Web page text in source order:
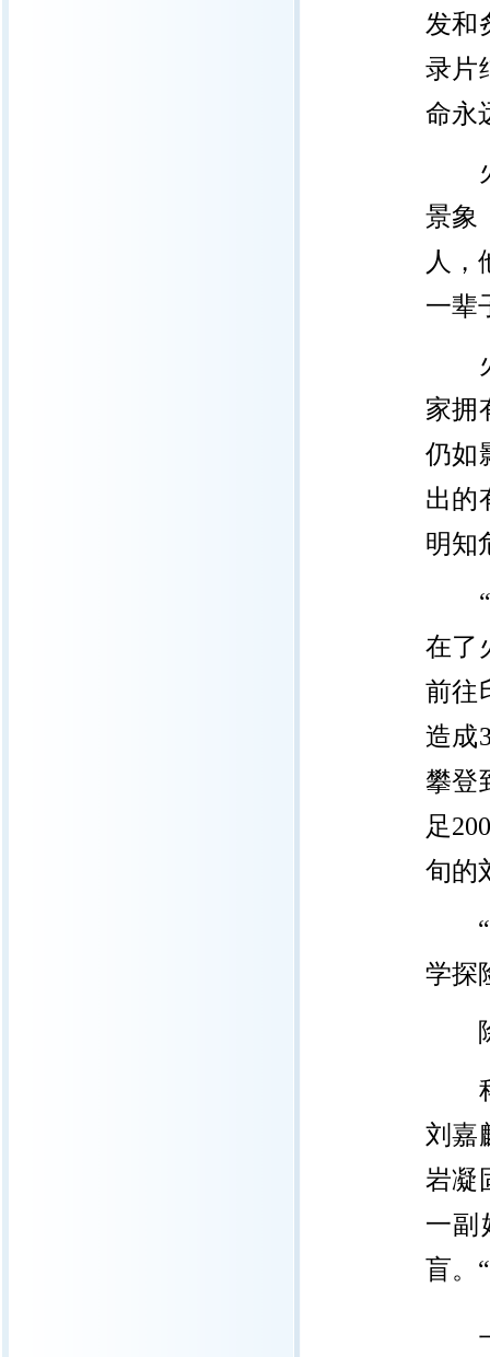
发和
录片
命永
火
景象
人，
一辈
火
家拥
仍如
出的
明知
“做
在了
前往
造成
攀登
足
旬的
“我
学探
除
科
刘嘉
岩凝
一副
盲。